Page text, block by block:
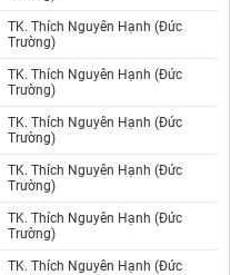
TK. Thích Nguyên Hạnh (Đức
Trường)
TK. Thích Nguyên Hạnh (Đức
Trường)
TK. Thích Nguyên Hạnh (Đức
Trường)
TK. Thích Nguyên Hạnh (Đức
Trường)
TK. Thích Nguyên Hạnh (Đức
Trường)
TK. Thích Nguyên Hạnh (Đức